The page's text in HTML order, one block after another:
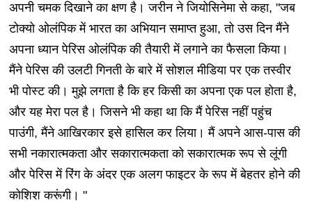
अपनी चमक दिखाने का क्षण है। जरीन ने जियोसिनेमा से कहा, "जब
टोक्यो ओलंपिक में भारत का अभियान समाप्त हुआ, तो उस दिन मैंने
अपना ध्यान पेरिस ओलंपिक की तैयारी में लगाने का फैसला किया।
मैंने पेरिस की उलटी गिनती के बारे में सोशल मीडिया पर एक तस्वीर
भी पोस्ट की। मुझे लगता है कि हर किसी का अपना एक पल होता है,
और यह मेरा पल है। जिसने भी कहा था कि मैं पेरिस नहीं पहुंच
पाउंगी, मैंने आखिरकार इसे हासिल कर लिया। मैं अपने आस-पास की
सभी नकारात्मकता और सकारात्मकता को सकारात्मक रूप से लूंगी
और पेरिस में रिंग के अंदर एक अलग फाइटर के रूप में बेहतर होने की
कोशिश करूंगी। "